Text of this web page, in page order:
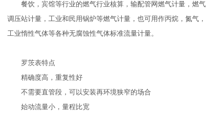
餐饮，宾馆等行业的燃气行业核算，输配管网燃气计量，燃气
调压站计量，工业和民用锅炉等燃气计量，也可用作丙烷，氮气，
工业惰性气体等各种无腐蚀性气体标准流量计量。
罗茨表特点
精确度高，重复性好
不需要直管段，可以安装再环境狭窄的场合
始动流量小，量程比宽